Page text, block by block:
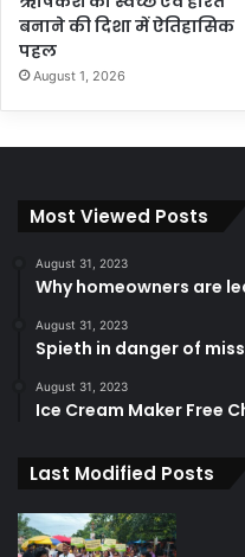
बनाने की दिशा में ऐतिहासिक
पहल
August 1, 2026
Most Viewed Posts
August 31, 2023
Why homeowners are
August 31, 2023
Spieth in danger of
August 31, 2023
Ice Cream Maker Free
Last Modified Posts